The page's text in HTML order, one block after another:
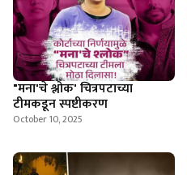
"मना'चे श्लोक' चित्रपटाच्या
टीमकडून स्पष्टीकरण
October 10, 2025